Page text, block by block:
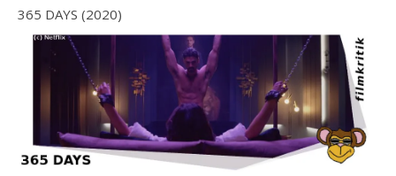
365 DAYS (2020)